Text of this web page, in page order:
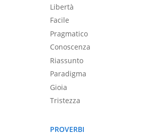
Libertà
Facile
Pragmatico
Conoscenza
Riassunto
Paradigma
Gioia
Tristezza
PROVERBI